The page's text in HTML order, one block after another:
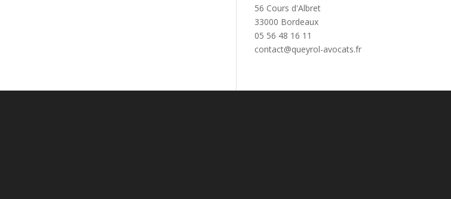
56 Cours d'Albret
33000 Bordeaux
05 56 48 16 11
contact@queyrol-avocats.fr